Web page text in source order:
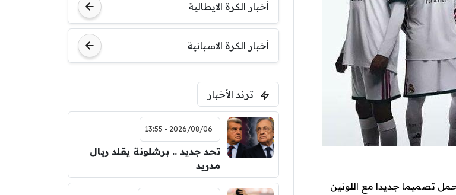
تصميما جديدا مع اللونين
أخبار الكرة الايطالية
أخبار الكرة الاسبانية
ترند الأخبار
2026/08/06 - 13:55
تحد جديد .. برشلونة يقلد ريال
مدريد